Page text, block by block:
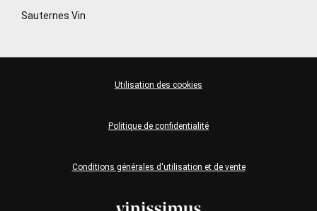
Sauternes Vin
Conditions générales d'utilisation et de vente
Politique de confidentialité
Utilisation des cookies